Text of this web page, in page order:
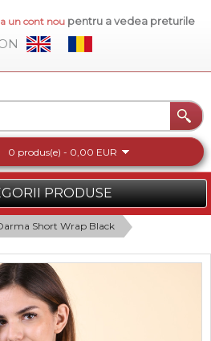
un cont nou pentru a vedea preturile
0 produs(e) - 0,00 EUR
PRODUSE
Short Wrap Black